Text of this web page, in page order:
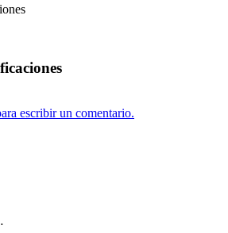
escribir un comentario.